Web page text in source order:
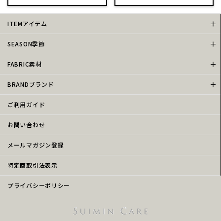
ITEMアイテム
SEASON季節
FABRIC素材
BRANDブランド
ご利用ガイド
お問い合わせ
メールマガジン登録
特定商取引法表示
プライバシーポリシー